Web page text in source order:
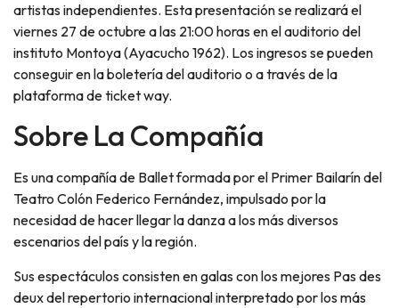
artistas independientes. Esta presentación se realizará el
viernes 27 de octubre a las 21:00 horas en el auditorio del
instituto Montoya (Ayacucho 1962). Los ingresos se pueden
conseguir en la boletería del auditorio o a través de la
plataforma de ticket way.
Sobre La Compañía
Es una compañía de Ballet formada por el Primer Bailarín del
Teatro Colón Federico Fernández, impulsado por la
necesidad de hacer llegar la danza a los más diversos
escenarios del país y la región.
Sus espectáculos consisten en galas con los mejores Pas des
deux del repertorio internacional interpretado por los más